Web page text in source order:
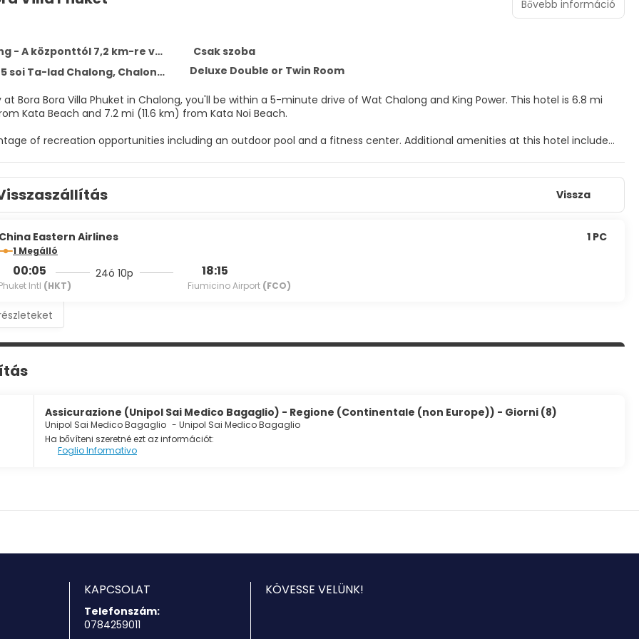
- A központtól 7,2 km-re van
Csak szoba
soi Ta-Iad Chalong, Chalong 83130
Deluxe Double or Twin Room
Bora Bora Villa Phuket in Chalong, you'll be within a 5-minute drive of Wat Chalong and King Power. This hotel is 6.8 mi
Kata Beach and 7.2 mi (11.6 km) from Kata Noi Beach.
of recreation opportunities including an outdoor pool and a fitness center. Additional amenities at this hotel include
at home in one of the 50 air-conditioned rooms featuring refrigerators and flat-screen televisions. Complimentary
access keeps you connected, and cable programming is available for your entertainment. Private bathrooms with
complimentary toiletries and hair dryers. Conveniences include safes and coffee/tea makers, and housekeeping is
appetite for lunch or dinner at the hotel's restaurant, or stay in and take advantage of the room service (during limited
breakfasts are available daily from 7 AM to 10 AM for a fee.
include complimentary newspapers in the lobby, a 24-hour front desk, and luggage storage. Free valet parking is
Bővebb információ
Vissza
China Eastern Airlines
1 Megálló
00:05
Phuket Intl (HKT)
24ó 10p 18:15
Fiumicino Airport (FCO)
1 PC
Assicurazione (Unipol Sai Medico Bagaglio) - Regione (Continentale (non Europe)) - Giorni (8)
Unipol Sai Medico Bagaglio - Unipol Sai Medico Bagaglio
Ha bővíteni szeretné ezt az információt:
Foglio Informativo
KAPCSOLAT
Telefonszám:
0784259011
KÖVESSE VELÜNK!